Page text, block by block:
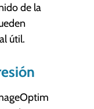
de la
útil.